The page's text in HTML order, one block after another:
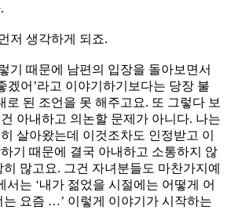
저 생각하게 되죠.
기 때문에 남편의 입장을 돌아보면서
겠어’라고 이야기하기보다는 당장 불
로 된 조언을 못 해주고요. 또 그렇다 보
아내하고 의논할 문제가 아니다. 나는
살아왔는데 이것조차도 인정받고 이
기 때문에 결국 아내하고 소통하지 않
많고요. 그건 자녀분들도 마찬가지예
서는 ‘내가 젊었을 시절에는 어떻게 어
는 요즘 …’ 이렇게 이야기가 시작하는